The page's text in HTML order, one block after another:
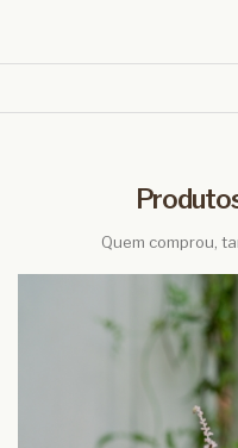
Quem comprou,